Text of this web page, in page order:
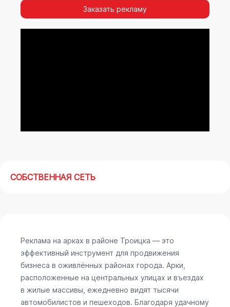
повторных контактов.
Реклама на арках(мегасайтах) в районе
Заказать рекламу
СОБСТВЕННАЯ СЕТЬ
Реклама на арках в районе Троицка — это
эффективный инструмент для продвижения
бизнеса в оживлённых районах города. Арки,
расположенные на центральных улицах и въездах
в жилые массивы, ежедневно видят тысячи
автомобилистов и пешеходов. Благодаря удачному